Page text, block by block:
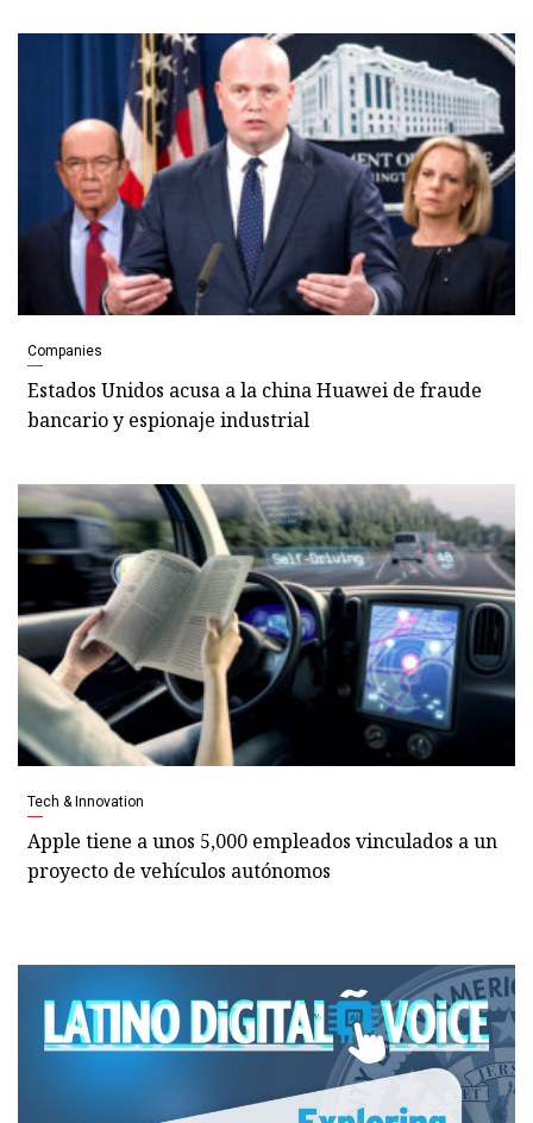
Companies
Estados Unidos acusa a la china Huawei de fraude
bancario y espionaje industrial
Tech & Innovation
Apple tiene a unos 5,000 empleados vinculados a un
proyecto de vehículos autónomos